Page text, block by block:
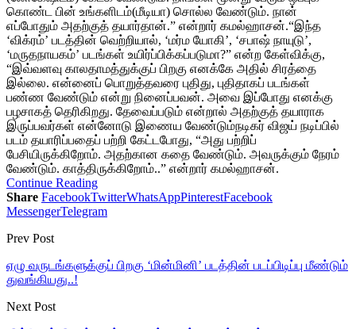
கொண்ட பின் உங்களிடம்(மீடியா) சொல்ல வேண்டும். நான்
எப்போதும் அதற்குத் தயார்தான்.” என்றார் கமல்ஹாசன்.“இந்த
‘விக்ரம்’ படத்தின் வெற்றியால், ‘மர்ம யோகி’, ‘சபாஷ் நாயுடு’,
‘மருதநாயகம்’ படங்கள் உயிர்ப்பிக்கப்படுமா?” என்ற கேள்விக்கு,
“இவ்வளவு காலதாமத்துக்குப் பிறகு எனக்கே அதில் சிரத்தை
இல்லை. என்னைப் பொறுத்தவரை புதிது, புதிதாகப் படங்கள்
பண்ண வேண்டும் என்று நினைப்பவன். அவை இப்போது எனக்கு
பழசாகத் தெரிகிறது. தேவைப்படும் என்றால் அதற்குத் தயாராக
இருப்பவர்கள் என்னோடு இணைய வேண்டும்நடிகர் விஜய் நடிப்பில்
படம் தயாரிப்பதைப் பற்றி கேட்டபோது, “அது பற்றிப்
பேசியிருக்கிறோம். அதற்கான கதை வேண்டும். அவருக்கும் நேரம்
வேண்டும். காத்திருக்கிறோம்..” என்றார் கமல்ஹாசன்.
Continue Reading
Share FacebookTwitterWhatsAppPinterestFacebook
MessengerTelegram
Prev Post
ஏழு வருடங்களுக்குப் பிறகு ‘மின்மினி’ படத்தின் படப்பிடிப்பு மீண்டும்
துவங்கியது..!
Next Post